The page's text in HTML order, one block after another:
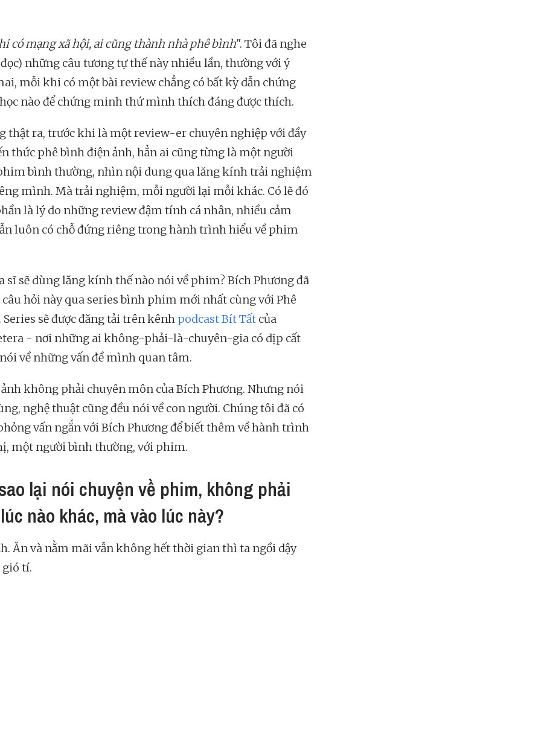
có mạng xã hội, ai cũng thành nhà phê bình". Tôi đã nghe
những câu tương tự thế này nhiều lần, thường với ý
mỗi khi có một bài review chẳng có bất kỳ dẫn chứng
nào để chứng minh thứ mình thích đáng được thích.
thật ra, trước khi là một review-er chuyên nghiệp với đầy
thức phê bình điện ảnh, hẳn ai cũng từng là một người
bình thường, nhìn nội dung qua lăng kính trải nghiệm
mình. Mà trải nghiệm, mỗi người lại mỗi khác. Có lẽ đó
là lý do những review đậm tính cá nhân, nhiều cảm
luôn có chỗ đứng riêng trong hành trình hiểu về phim
sĩ sẽ dùng lăng kính thế nào nói về phim? Bích Phương đã
hỏi này qua series bình phim mới nhất cùng với Phê
sẽ được đăng tải trên kênh podcast Bít Tất của
- nơi những ai không-phải-là-chuyên-gia có dịp cất
về những vấn đề mình quan tâm.
không phải chuyên môn của Bích Phương. Nhưng nói
nghệ thuật cũng đều nói về con người. Chúng tôi đã có
vấn ngắn với Bích Phương để biết thêm về hành trình
một người bình thường, với phim.
lại nói chuyện về phim, không phải
nào khác, mà vào lúc này?
Ăn và nằm mãi vẫn không hết thời gian thì ta ngồi dậy
gió tí.